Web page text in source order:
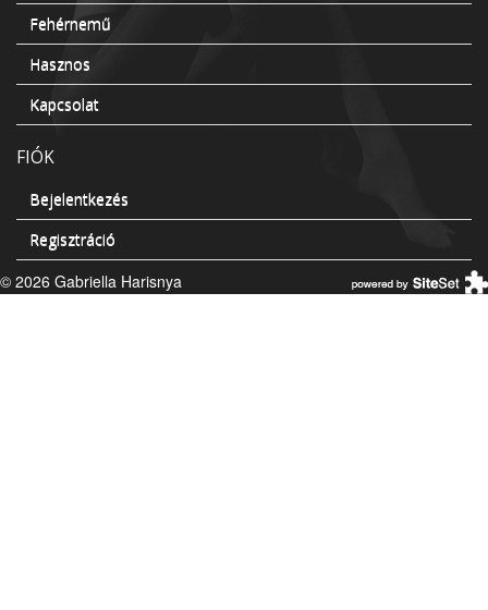
Fehérnemű
Hasznos
Kapcsolat
FIÓK
Bejelentkezés
Regisztráció
© 2026 Gabriella Harisnya